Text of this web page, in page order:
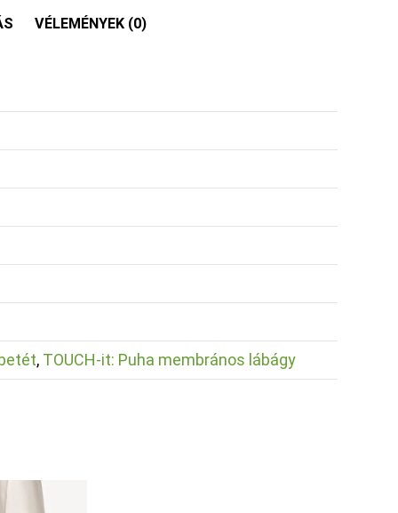
VÉLEMÉNYEK (0)
, TOUCH-it: Puha membrános lábágy